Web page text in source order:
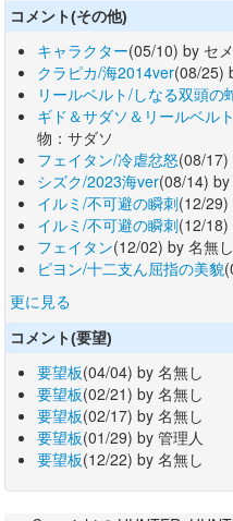
コメント(その他)
キャラクター(05/10) by セ
クラピカ/海2014ver(08/25)
リールベルト/しなる双頭の
ギド＆サダソ＆リールベル
物：サダソ
フェイタン/冷虐忿怒(08/17)
シズク/2023海ver(08/14) by
イルミ/不可避の瞬刺(12/29)
イルミ/不可避の瞬刺(12/18)
フェイタン(12/02) by 名無し
ピヨン/十二支ん屈指の美貌
更に見る
コメント(要望)
要望板(04/04) by 名無し
要望板(02/21) by 名無し
要望板(02/17) by 名無し
要望板(01/29) by 管理人
要望板(12/22) by 名無し